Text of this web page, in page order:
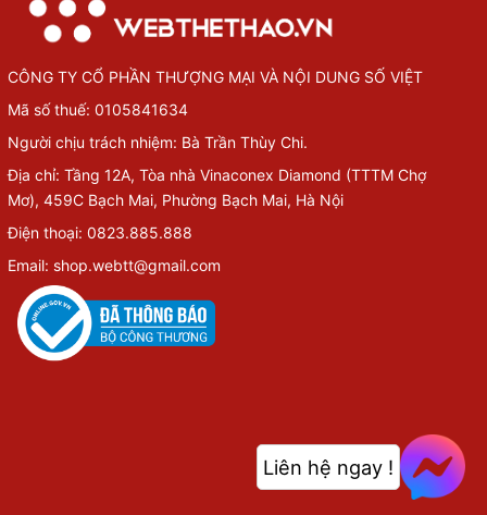
CÔNG TY CỔ PHẦN THƯỢNG MẠI VÀ NỘI DUNG SỐ VIỆT
Mã số thuế: 0105841634
Người chịu trách nhiệm: Bà Trần Thùy Chi.
Địa chỉ: Tầng 12A, Tòa nhà Vinaconex Diamond (TTTM Chợ
Mơ), 459C Bạch Mai, Phường Bạch Mai, Hà Nội
Điện thoại: 0823.885.888
Email: shop.webtt@gmail.com
Liên hệ ngay !